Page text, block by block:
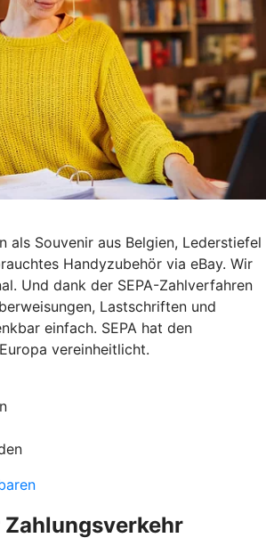
als Souvenir aus Belgien, Lederstiefel
Handyzubehör via eBay. Wir
Und dank der SEPA-Zahlverfahren
Lastschriften und
einfach. SEPA hat den
vereinheitlicht.